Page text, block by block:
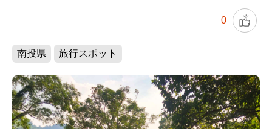
0
南投県 旅行スポット